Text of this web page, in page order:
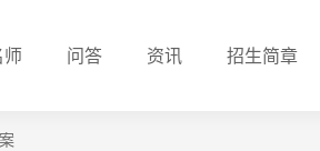
师 问答 资讯 招生简章